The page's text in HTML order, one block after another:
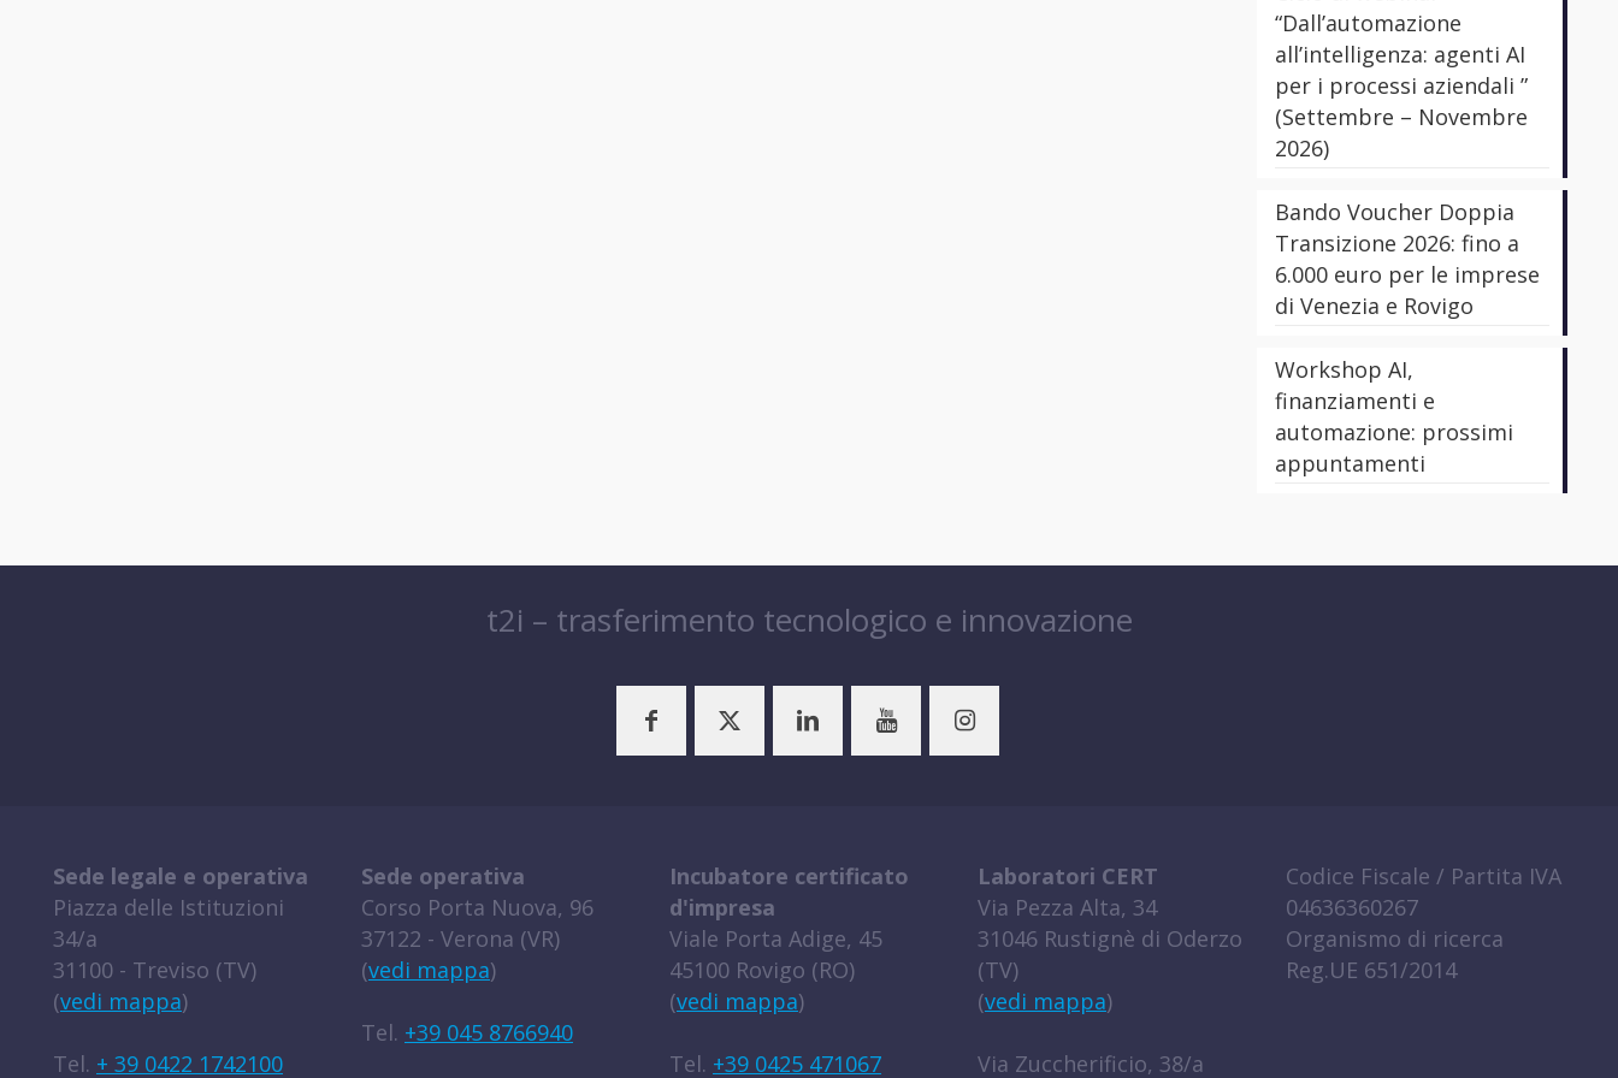
“Dall’automazione
all’intelligenza: agenti AI
per i processi aziendali ”
(Settembre – Novembre
2026)
Bando Voucher Doppia
Transizione 2026: fino a
6.000 euro per le imprese
di Venezia e Rovigo
Workshop AI,
finanziamenti e
automazione: prossimi
appuntamenti
t2i – trasferimento tecnologico e innovazione
Sede legale e operativa
Piazza delle Istituzioni
34/a
31100 - Treviso (TV)
(vedi mappa)
Tel. + 39 0422 1742100
Sede operativa
Corso Porta Nuova, 96
37122 - Verona (VR)
(vedi mappa)
Tel. +39 045 8766940
Incubatore certificato
d'impresa
Viale Porta Adige, 45
45100 Rovigo (RO)
(vedi mappa)
Tel. +39 0425 471067
Laboratori CERT
Via Pezza Alta, 34
31046 Rustignè di Oderzo
(TV)
(vedi mappa)
Via Zuccherificio, 38/a
Codice Fiscale / Partita IVA
04636360267
Organismo di ricerca
Reg.UE 651/2014